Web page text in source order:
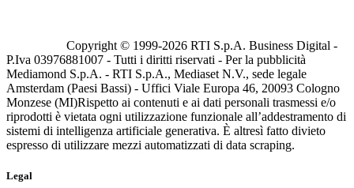
Copyright © 1999-2026 RTI S.p.A. Business Digital -
P.Iva 03976881007 - Tutti i diritti riservati - Per la pubblicità
Mediamond S.p.A. - RTI S.p.A., Mediaset N.V., sede legale
Amsterdam (Paesi Bassi) - Uffici Viale Europa 46, 20093 Cologno
Monzese (MI)Rispetto ai contenuti e ai dati personali trasmessi e/o
riprodotti è vietata ogni utilizzazione funzionale all’addestramento di
sistemi di intelligenza artificiale generativa. È altresì fatto divieto
espresso di utilizzare mezzi automatizzati di data scraping.
Legal